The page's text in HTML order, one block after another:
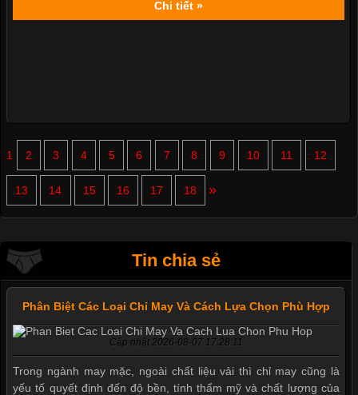
Chi tiết »
1 2 3 4 5 6 7 8 9 10 11 12
13 14 15 16 17 18 »
Tin chia sẻ
Phân Biệt Các Loại Chỉ May Và Cách Lựa Chọn Phù Hợp
Cập nhật 2026-08-07 17:28:11
Trong ngành may mặc, ngoài chất liệu vải thì chỉ may cũng là
yếu tố quyết định đến độ bền, tính thẩm mỹ và chất lượng của